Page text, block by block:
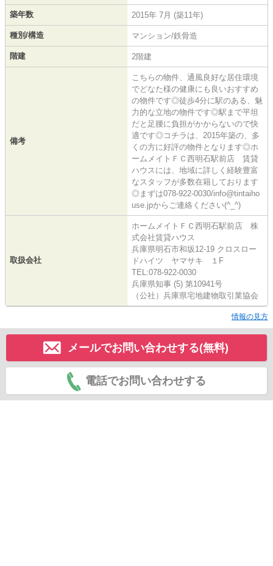
築年数 2015年 7月 (築11年)
種別/構造 マンション/鉄骨造
階建 2階建
備考
こちらの物件、通風良好な居住環境
でどなた様の健康にも良いおすすめ
の物件です◎徒歩4分に駅のある、魅
力的な立地の物件です◎駅まで平坦
だと足腰に負担がかからないので快
適です◎コチラは、2015年築の、多
くの方に好評の物件となります◎ホ
ームメイトＦＣ西明石駅前店 賃貸
ハウスには、地域に詳しく経験豊富
なスタッフが多数在籍しております
◎まずは078-922-0030/info@tintaiho
use.jpからご連絡ください(^_^)
取扱会社
ホームメイトＦＣ西明石駅前店 株
式会社賃貸ハウス
兵庫県明石市和坂12-19 クロスロー
ドハイツ ヤマサキ １F
TEL:078-922-0030
兵庫県知事 (5) 第10941号
（公社）兵庫県宅地建物取引業協会
情報の見方
メールでお問い合わせする(無料)
電話でお問い合わせする